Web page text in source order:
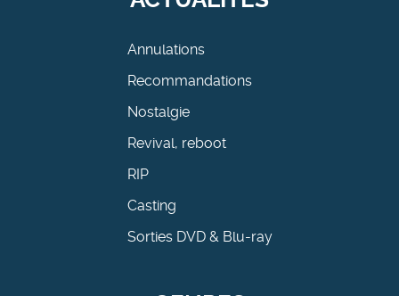
Annulations
Recommandations
Nostalgie
Revival, reboot
RIP
Casting
Sorties DVD & Blu-ray